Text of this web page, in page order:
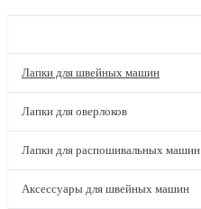
Лапки для швейных машин
Лапки для оверлоков
Лапки для распошивальных машин
Аксессуары для швейных машин